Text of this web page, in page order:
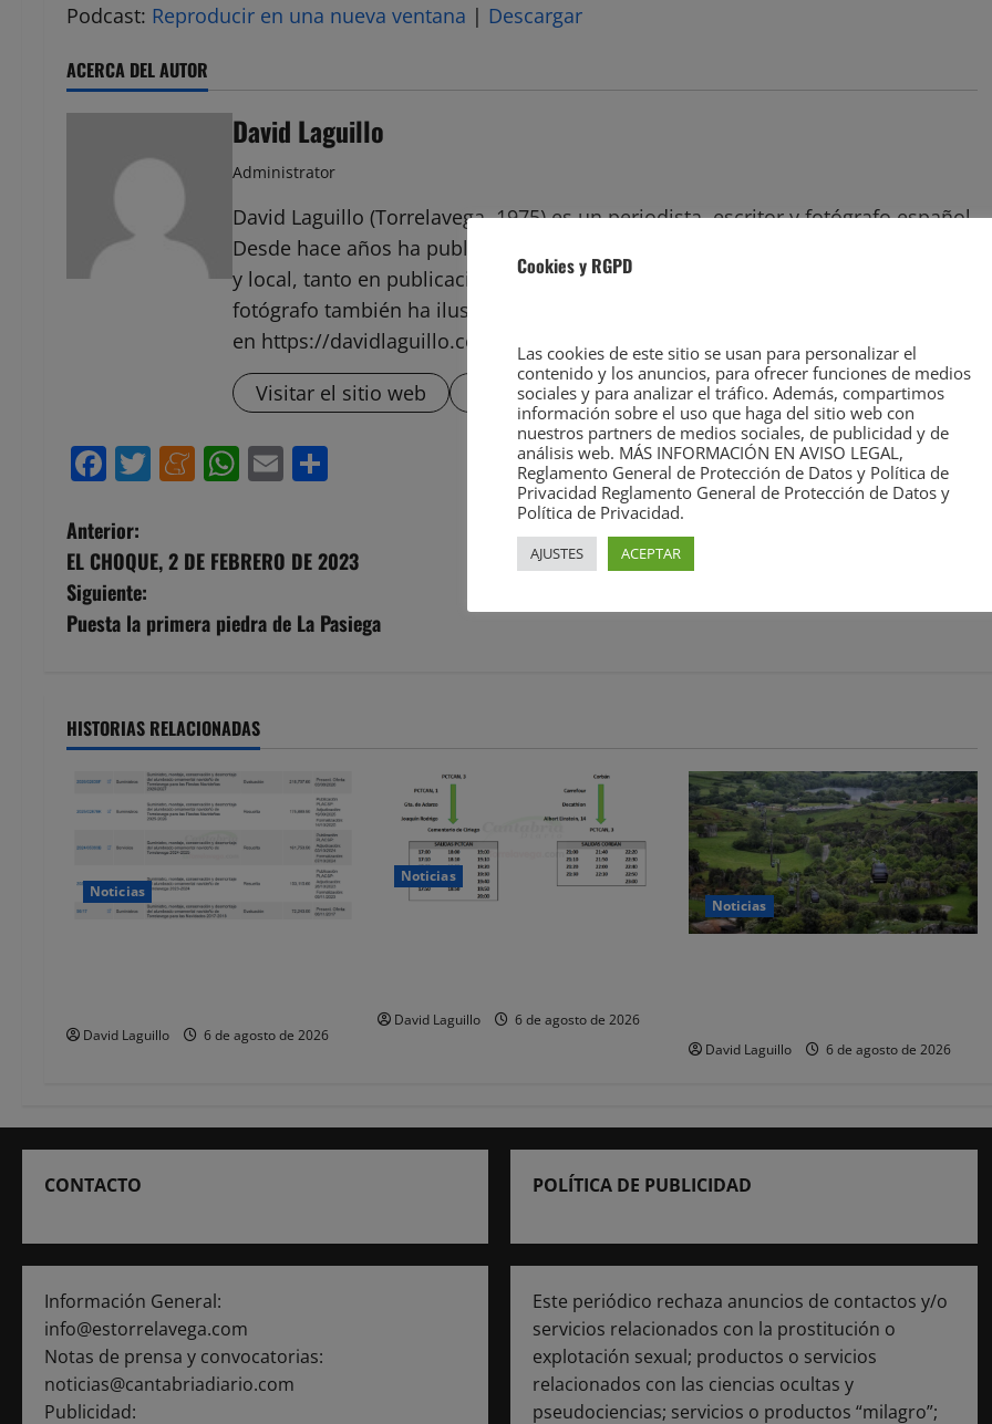
Podcast: Reproducir en una nueva ventana | Descargar
ACERCA DEL AUTOR
David Laguillo
Administrator
David Laguillo (Torrelavega, 1975) es un periodista, escritor y fotógrafo español.
Desde hace años ha publicado en medios de comunicación de ámbito nacional
y local, tanto en publicaciones generalistas como especializadas. Como
fotógrafo también ha ilustrado libros y artículos periodísticos. Más información
en https://davidlaguillo.com/biografia/
Visitar el sitio web
Ver todas las entradas
Facebook
Twitter
Meneame
WhatsApp
Email
N
a
v
g
a
c
ó
e
n
t
r
a
d
a
Anterior:
EL CHOQUE, 2 DE FEBRERO DE 2023
Siguiente:
Puesta la primera piedra de La Pasiega
HISTORIAS RELACIONADAS
Noticias
David Laguillo 6 de agosto de 2026
Noticias
David Laguillo 6 de agosto de 2026
Noticias
David Laguillo 6 de agosto de 2026
CONTACTO
Información General:
info@estorrelavega.com
Notas de prensa y convocatorias:
noticias@cantabriadiario.com
Publicidad:
POLÍTICA DE PUBLICIDAD
Este periódico rechaza anuncios de contactos y/o
servicios relacionados con la prostitución o
explotación sexual; productos o servicios
relacionados con las ciencias ocultas y
pseudociencias; servicios o productos “milagro”;
Cookies y RGPD
Las cookies de este sitio se usan para personalizar el
contenido y los anuncios, para ofrecer funciones de medios
sociales y para analizar el tráfico. Además, compartimos
información sobre el uso que haga del sitio web con
nuestros partners de medios sociales, de publicidad y de
análisis web. MÁS INFORMACIÓN EN AVISO LEGAL,
Reglamento General de Protección de Datos y Política de
Privacidad Reglamento General de Protección de Datos y
Política de Privacidad.
AJUSTES ACEPTAR